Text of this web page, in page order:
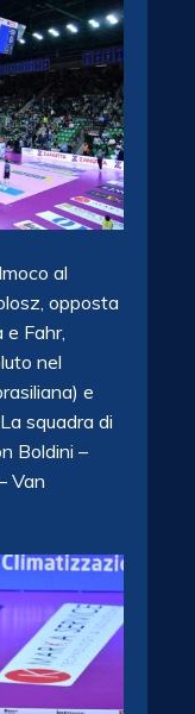
al
opposta
Fahr,
nel
e
squadra di
Boldini –
Van